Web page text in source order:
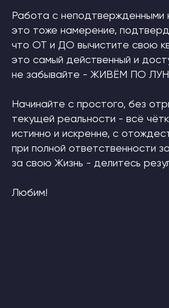
Работа с неподтвержденными
это тоже намерение,
что ОТ и ДО вычистите свою
это самый действенный и
не забывайте - ЖИВЁМ ПО
Начинайте с простого, без
текущей реальности - всё
истинно и искренне, с
при полной ответственности
за свою Жизнь - делитесь
Любим!